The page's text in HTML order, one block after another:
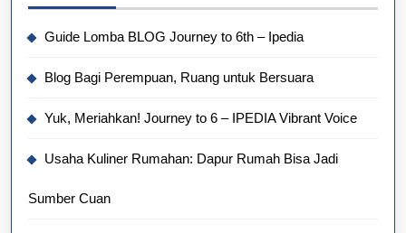
Guide Lomba BLOG Journey to 6th – Ipedia
Blog Bagi Perempuan, Ruang untuk Bersuara
Yuk, Meriahkan! Journey to 6 – IPEDIA Vibrant Voice
Usaha Kuliner Rumahan: Dapur Rumah Bisa Jadi
Sumber Cuan